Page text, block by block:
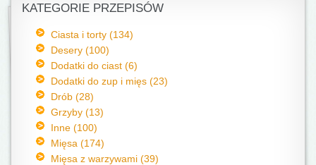
KATEGORIE PRZEPISÓW
Ciasta i torty (134)
Desery (100)
Dodatki do ciast (6)
Dodatki do zup i mięs (23)
Drób (28)
Grzyby (13)
Inne (100)
Mięsa (174)
Mięsa z warzywami (39)